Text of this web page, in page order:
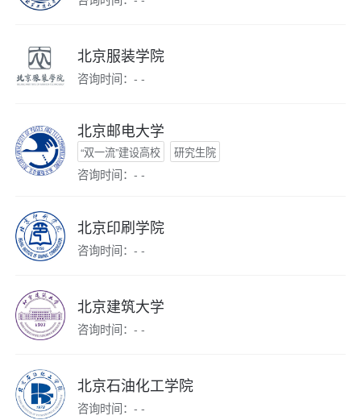
北京服装学院
咨询时间：- -
北京邮电大学
“双一流”建设高校 研究生院
咨询时间：- -
北京印刷学院
咨询时间：- -
北京建筑大学
咨询时间：- -
北京石油化工学院
咨询时间：- -